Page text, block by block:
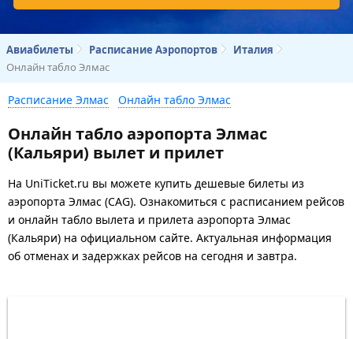
Авиабилеты Расписание Аэропортов
Италия
Онлайн табло Элмас
Расписание Элмас Онлайн табло Элмас
Онлайн табло аэропорта Элмас
(Кальяри) вылет и прилет
На UniTicket.ru вы можете купить дешевые билеты из
аэропорта Элмас (CAG). Ознакомиться с расписанием рейсов
и онлайн табло вылета и прилета аэропорта Элмас
(Кальяри) на официальном сайте. Актуальная информация
об отменах и задержках рейсов на сегодня и завтра.